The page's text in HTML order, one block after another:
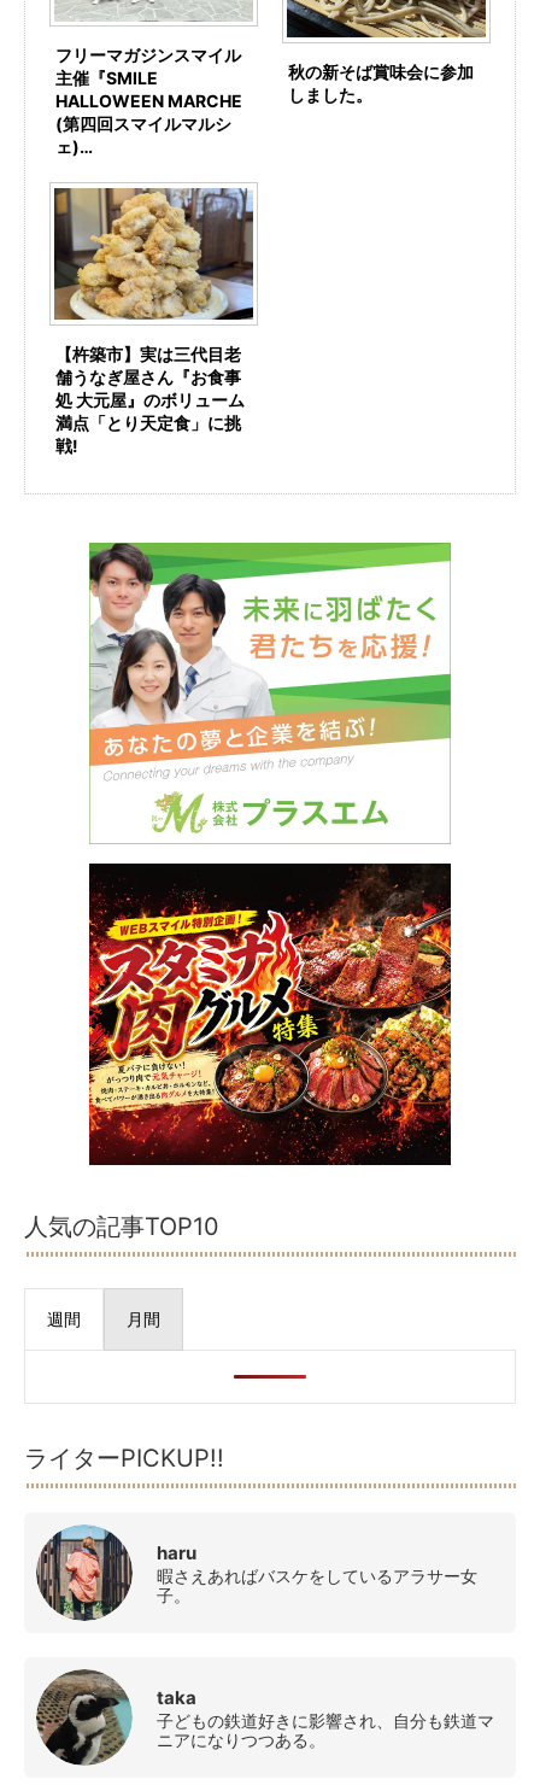
フリーマガジンスマイル
主催『SMILE
HALLOWEEN MARCHE
(第四回スマイルマルシ
ェ)…
秋の新そば賞味会に参加
しました。
【杵築市】実は三代目老
舗うなぎ屋さん『お食事
処 大元屋』のボリューム
満点「とり天定食」に挑
戦!
人気の記事TOP10
週間 月間
ライターPICKUP!!
haru
暇さえあればバスケをしているアラサー女
子。
taka
子どもの鉄道好きに影響され、自分も鉄道マ
ニアになりつつある。